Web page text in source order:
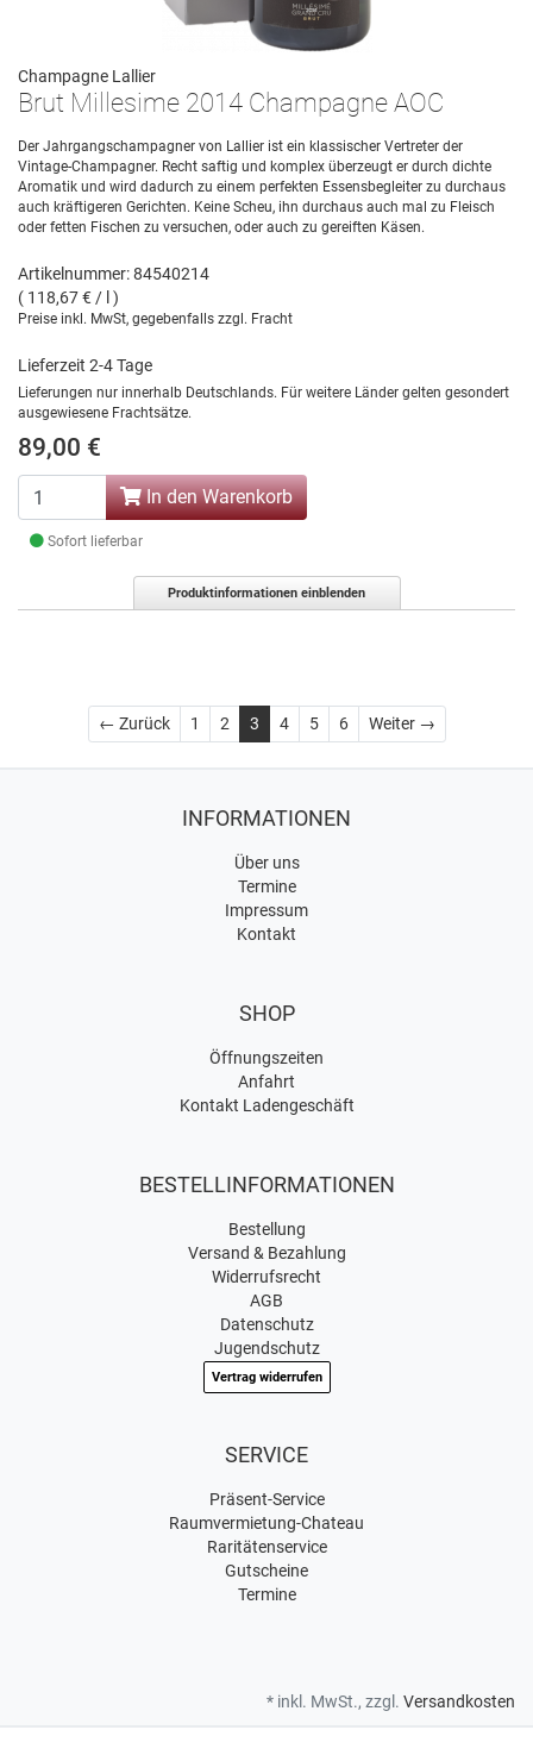
Champagne Lallier
Brut Millesime 2014 Champagne AOC
Der Jahrgangschampagner von Lallier ist ein klassischer Vertreter der
Vintage-Champagner. Recht saftig und komplex überzeugt er durch dichte
Aromatik und wird dadurch zu einem perfekten Essensbegleiter zu durchaus
auch kräftigeren Gerichten. Keine Scheu, ihn durchaus auch mal zu Fleisch
oder fetten Fischen zu versuchen, oder auch zu gereiften Käsen.
Artikelnummer: 84540214
( 118,67 € / l )
Preise inkl. MwSt, gegebenfalls zzgl. Fracht
Lieferzeit 2-4 Tage
Lieferungen nur innerhalb Deutschlands. Für weitere Länder gelten gesondert
ausgewiesene Frachtsätze.
89,00 €
In den Warenkorb
Sofort lieferbar
Produktinformationen einblenden
← ZurückZurück
1 2 3 4 5 6 Weiter →Weiter
INFORMATIONEN
Über uns
Termine
Impressum
Kontakt
SHOP
Öffnungszeiten
Anfahrt
Kontakt Ladengeschäft
BESTELLINFORMATIONEN
Bestellung
Versand & Bezahlung
Widerrufsrecht
AGB
Datenschutz
Jugendschutz
Vertrag widerrufen
SERVICE
Präsent-Service
Raumvermietung-Chateau
Raritätenservice
Gutscheine
Termine
* inkl. MwSt., zzgl. Versandkosten